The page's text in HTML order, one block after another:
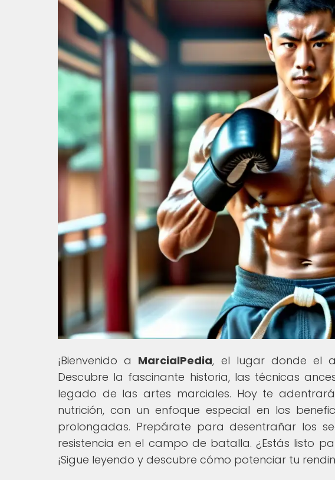
¡Bienvenido a MarcialPedia, el lugar donde el
Descubre la fascinante historia, las técnicas
legado de las artes marciales. Hoy te
nutrición, con un enfoque especial en los
prolongadas. Prepárate para desentrañar los
resistencia en el campo de batalla. ¿Estás listo
¡Sigue leyendo y descubre cómo potenciar tu